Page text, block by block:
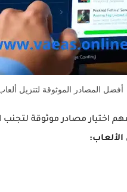
أفضل المصادر الموثوقة لتنزيل ألعاب
اختيار مصادر موثوقة